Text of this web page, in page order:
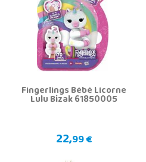
Fingerlings Bébé Licorne
Lulu Bizak 61850005
22,99 €